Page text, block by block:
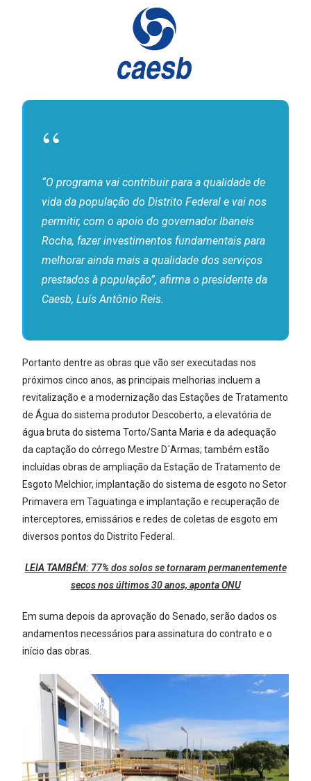
“O programa vai contribuir para a qualidade de
vida da população do Distrito Federal e vai nos
permitir, com o apoio do governador Ibaneis
Rocha, fazer investimentos fundamentais para
melhorar ainda mais a qualidade dos serviços
prestados à população”, afirma o presidente da
Caesb, Luís Antônio Reis.
Portanto dentre as obras que vão ser executadas nos
próximos cinco anos, as principais melhorias incluem a
revitalização e a modernização das Estações de Tratamento
de Água do sistema produtor Descoberto, a elevatória de
água bruta do sistema Torto/Santa Maria e da adequação
da captação do córrego Mestre D´Armas; também estão
incluídas obras de ampliação da Estação de Tratamento de
Esgoto Melchior, implantação do sistema de esgoto no Setor
Primavera em Taguatinga e implantação e recuperação de
interceptores, emissários e redes de coletas de esgoto em
diversos pontos do Distrito Federal.
LEIA TAMBÉM: 77% dos solos se tornaram permanentemente
secos nos últimos 30 anos, aponta ONU
Em suma depois da aprovação do Senado, serão dados os
andamentos necessários para assinatura do contrato e o
início das obras.